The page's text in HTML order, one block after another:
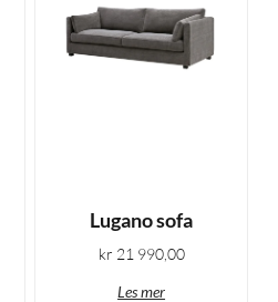
Lugano sofa
kr 21 990,00
Les mer